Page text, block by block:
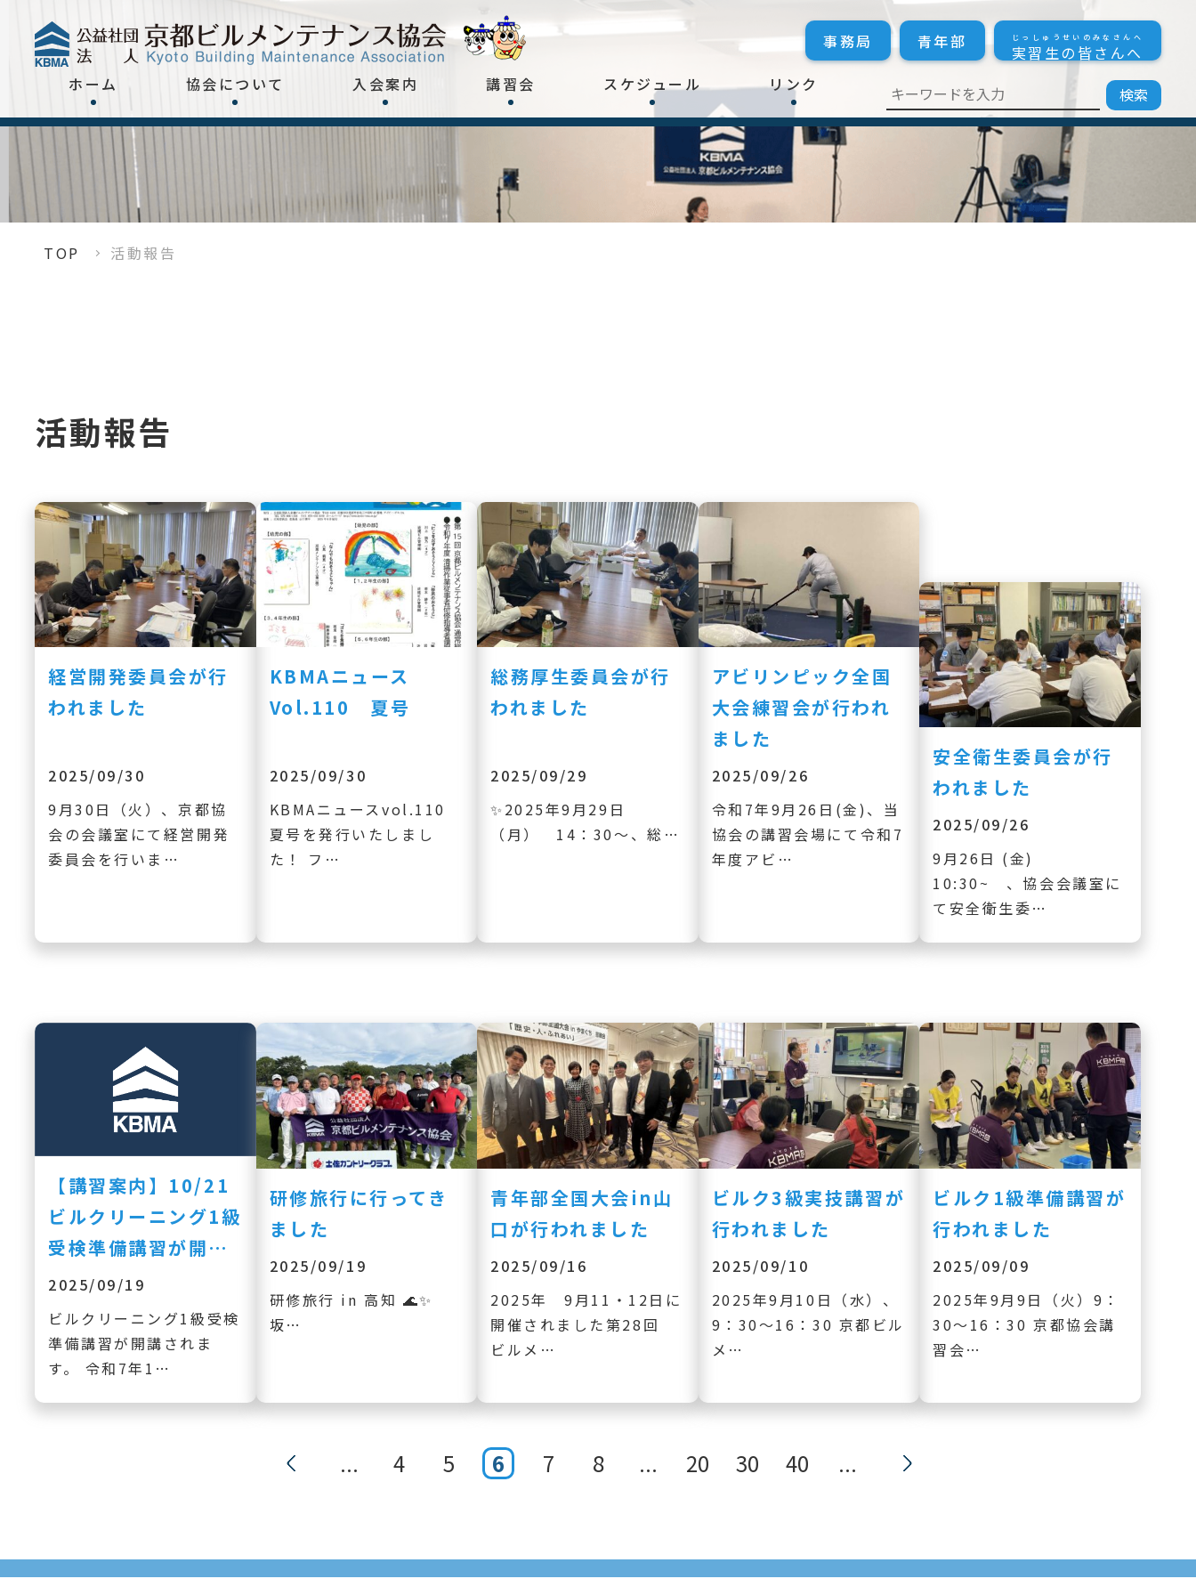
ホーム 協会について 入会案内 講習会 スケジュール リンク
事務局 青年部
実習生の皆さんへ
じっしゅうせいのみなさんへ
TOP 活動報告
活動報告
経営開発委員会が行
われました
2025/09/30
9月30日（火）、京都協
会の会議室にて経営開発
委員会を行いま…
KBMAニュース
Vol.110 夏号
2025/09/30
KBMAニュースvol.110
夏号を発行いたしまし
た！ フ…
総務厚生委員会が行
われました
2025/09/29
✨2025年9月29日
（月） 14：30～、総…
アビリンピック全国
大会練習会が行われ
ました
2025/09/26
令和7年9月26日(金)、当
協会の講習会場にて令和7
年度アビ…
安全衛生委員会が行
われました
2025/09/26
9月26日 (金)
10:30~ 、協会会議室に
て安全衛生委…
【講習案内】10/21
ビルクリーニング1級
受検準備講習が開…
2025/09/19
ビルクリーニング1級受検
準備講習が開講されま
す。 令和7年1…
研修旅行に行ってき
ました
2025/09/19
研修旅行 in 高知 🌊✨
坂…
青年部全国大会in山
口が行われました
2025/09/16
2025年 9月11・12日に
開催されました第28回
ビルメ…
ビルク3級実技講習が
行われました
2025/09/10
2025年9月10日（水）、
9：30～16：30 京都ビル
メ…
ビルク1級準備講習が
行われました
2025/09/09
2025年9月9日（火）9：
30～16：30 京都協会講
習会…
« ... 4 5 6 7 8 ... 20 30 40 ... »